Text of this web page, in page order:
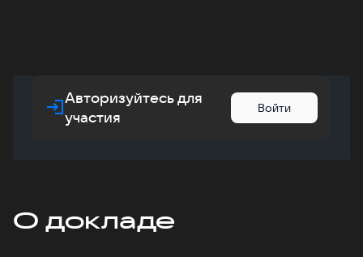
Авторизуйтесь для
участия
Войти
О докладе